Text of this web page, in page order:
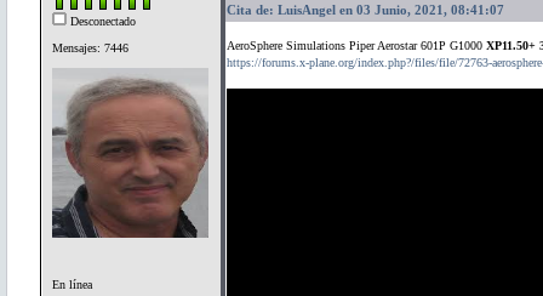
Desconectado
Mensajes: 7446
En línea
Cita de: LuisAngel en 03 Junio, 2021, 08:41:07
AeroSphere Simulations Piper Aerostar 601P G1000 XP11.50+
https://forums.x-plane.org/index.php?/files/file/72763-